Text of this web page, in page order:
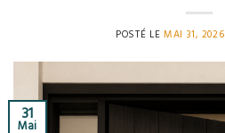
POSTÉ LEMAI 31, 2026
31
Mai